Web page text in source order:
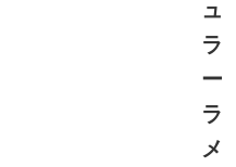
ュ
ラ
ー
ラ
メ